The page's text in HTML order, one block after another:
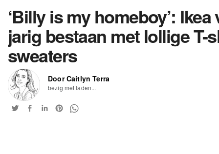
‘Billy is my homeboy’: Ikea
jarig bestaan met lollige T-
sweaters
Door Caitlyn Terra
bezig met laden...